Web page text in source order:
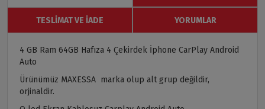
TESLIMAT VE İADE YORUMLAR
4 GB Ram 64GB Hafıza 4 Çekirdek İphone CarPlay Android
Auto
Ürünümüz MAXESSA marka olup alt grup değildir,
orjinaldir.